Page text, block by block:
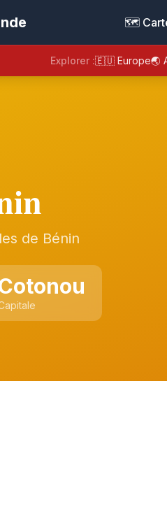
🗺️
Explorer :🇪🇺 Europe🌏
de Bénin